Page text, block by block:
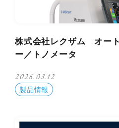
株式会社レクザム オー
ー／トノメータ
2026.03.12
製品情報